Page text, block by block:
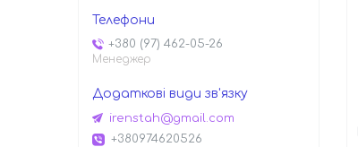
+380 (97) 462-05-26
Менеджер
irenstah@gmail.com
+380974620526